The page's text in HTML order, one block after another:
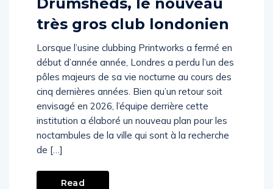
très gros club londonien
Lorsque l’usine clubbing Printworks a fermé en
début d’année année, Londres a perdu l’un des
pôles majeurs de sa vie nocturne au cours des
cinq dernières années. Bien qu’un retour soit
envisagé en 2026, l’équipe derrière cette
institution a élaboré un nouveau plan pour les
noctambules de la ville qui sont à la recherche
de […]
Read